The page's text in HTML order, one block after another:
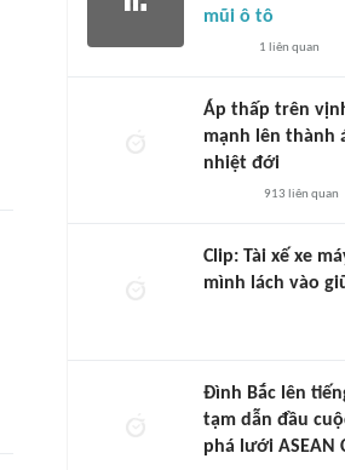
mũi ô tô
1 liên quan
Áp thấp trên
mạnh lên thành
nhiệt đới
913 liên quan
Clip: Tài xế xe
mình lách vào
Đình Bắc lên
tạm dẫn đầu
phá lưới ASEAN